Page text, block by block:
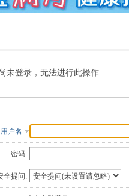
未登录，无法进行此操作
用户名
密码:
全提问: